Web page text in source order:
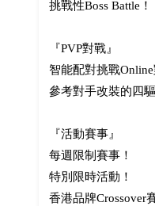
挑戰性Boss Battle！
『PVP對戰』
智能配對挑戰Online
參考對手改裝的四
『活動賽事』
每週限制賽事！
特別限時活動！
香港品牌Crossover